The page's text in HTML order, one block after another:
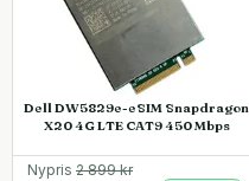
Dell DW5829e-eSIM Snapdragon
X20 4G LTE CAT9 450 Mbps
Nypris 2 899kr